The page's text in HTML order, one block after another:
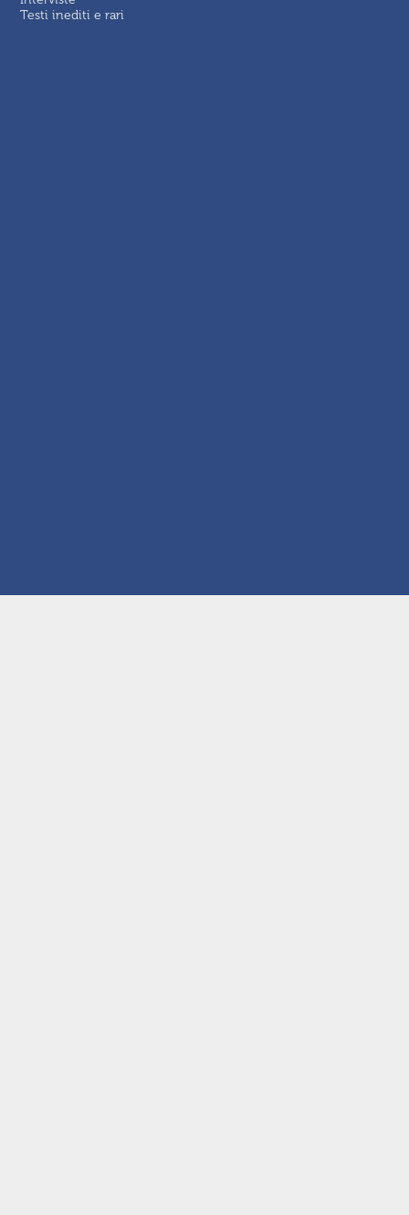
Testi inediti e rari